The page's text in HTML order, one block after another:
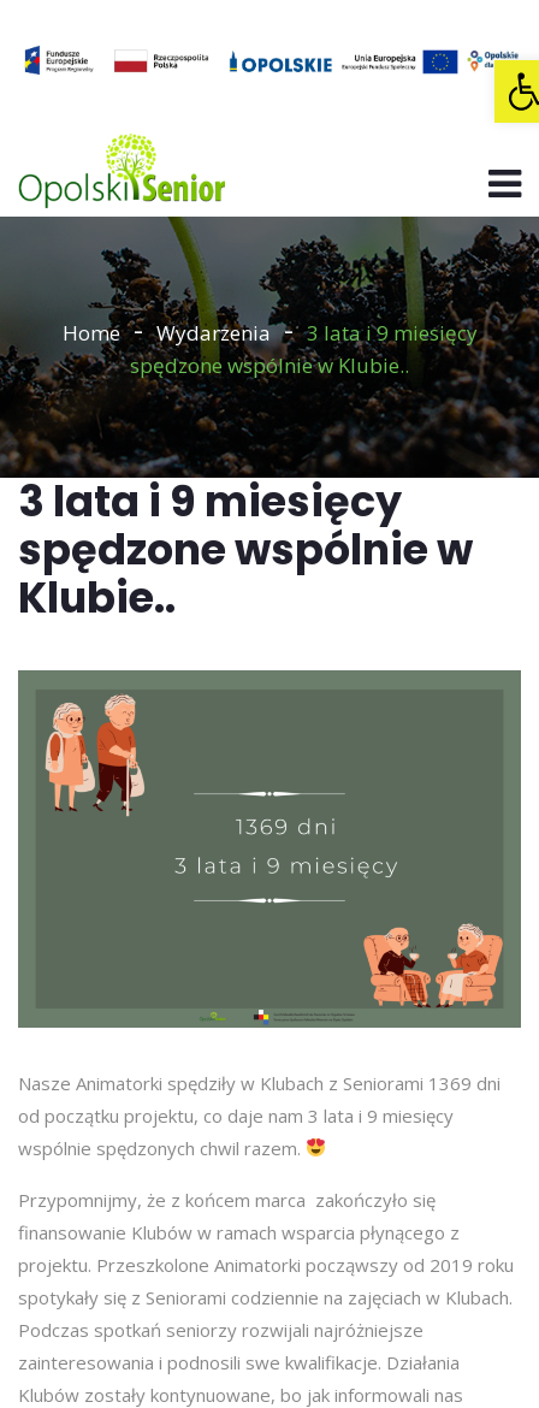
Home Wydarzenia
3 lata i 9 miesięcy
spędzone wspólnie w Klubie..
3 lata i 9 miesięcy
spędzone wspólnie w
Klubie..
Nasze Animatorki spędziły w Klubach z Seniorami 1369 dni
od początku projektu, co daje nam 3 lata i 9 miesięcy
wspólnie spędzonych chwil razem.
Przypomnijmy, że z końcem marca zakończyło się
finansowanie Klubów w ramach wsparcia płynącego z
projektu. Przeszkolone Animatorki począwszy od 2019 roku
spotykały się z Seniorami codziennie na zajęciach w Klubach.
Podczas spotkań seniorzy rozwijali najróżniejsze
zainteresowania i podnosili swe kwalifikacje. Działania
Klubów zostały kontynuowane, bo jak informowali nas